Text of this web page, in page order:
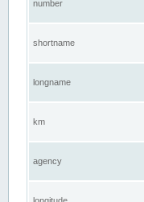
number
shortname
longname
km
agency